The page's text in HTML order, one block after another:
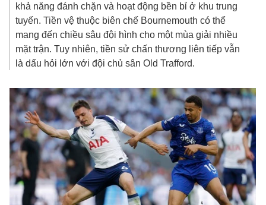
khả năng đánh chặn và hoạt động bền bỉ ở khu trung
tuyến. Tiền vệ thuộc biên chế Bournemouth có thể
mang đến chiều sâu đội hình cho một mùa giải nhiều
mặt trận. Tuy nhiên, tiền sử chấn thương liên tiếp vẫn
là dấu hỏi lớn với đội chủ sân Old Trafford.